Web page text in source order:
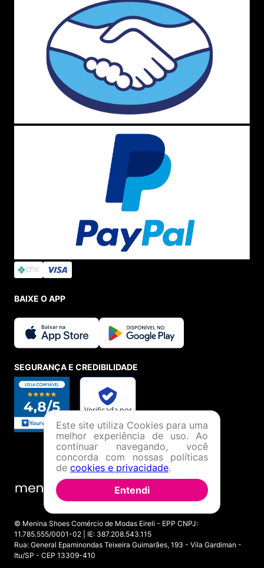
BAIXE O APP
SEGURANÇA E CREDIBILIDADE
© Menina Shoes Comércio de Modas Eireli - EPP CNPJ:
11.785.555/0001-02 | IE: 387.208.543.115
Rua: General Epaminondas Teixeira Guimarães, 193 - Vila Gardiman -
Itu/SP - CEP 13309-410
Este site utiliza Cookies para uma
melhor experiência de uso. Ao
continuar navegando, você
concorda com nossas políticas
de cookies e privacidade.
Entendi